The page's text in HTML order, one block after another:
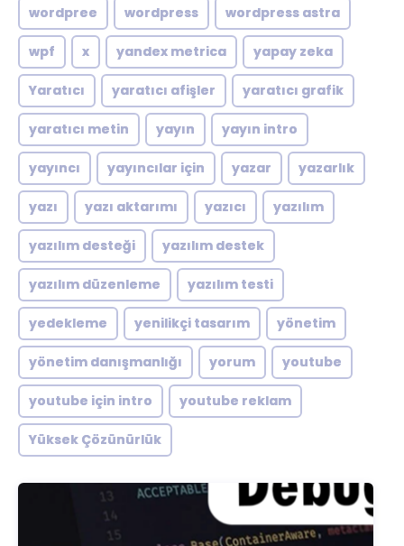
wordpree wordpress wordpress astra
wpf x yandex metrica yapay zeka
Yaratıcı yaratıcı afişler yaratıcı grafik
yaratıcı metin yayın yayın intro
yayıncı yayıncılar için yazar yazarlık
yazı yazı aktarımı yazıcı yazılım
yazılım desteği yazılım destek
yazılım düzenleme yazılım testi
yedekleme yenilikçi tasarım yönetim
yönetim danışmanlığı yorum youtube
youtube için intro youtube reklam
Yüksek Çözünürlük